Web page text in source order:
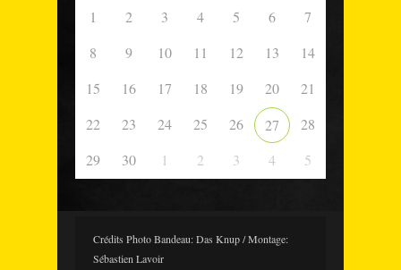
1 2 3 4 5 6
7
8
9 10 11 12 13
14
15
16 17 18 19 20
21
22
23 24 25 26 27
28
29
30 1 2 3 4 5
Crédits Photo Bandeau: Das Knup / Montage:
Sébastien Lavoir